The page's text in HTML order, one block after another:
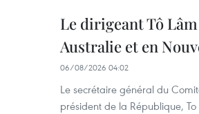
Le dirigeant Tô
Australie et en
06/08/2026 04:02
Le secrétaire général du
président de la République,